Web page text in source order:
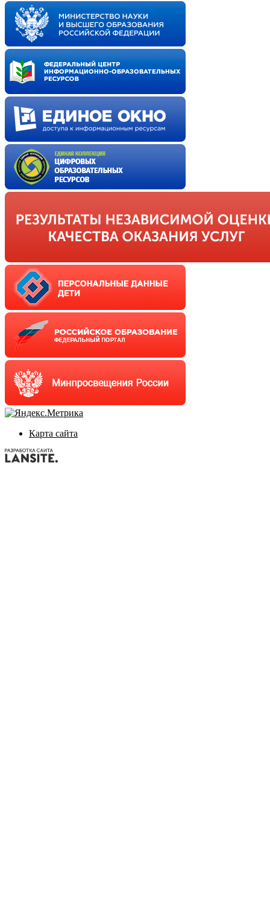
Карта сайта